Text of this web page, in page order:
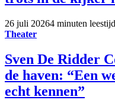
26 juli 20264 minuten leestijd
Theater
Sven De Ridder
de haven: “Een
echt kennen”